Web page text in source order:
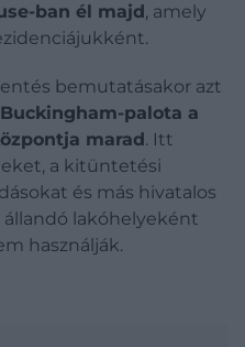
ban él majd, amely
bemutatásakor azt
palota a
marad. Itt
a kitüntetési
és más hivatalos
lakóhelyeként
használják.